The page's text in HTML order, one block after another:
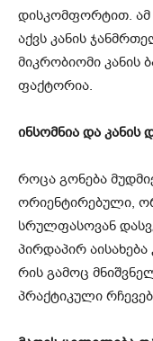
დისკომფორტით. ამ
აქვს კანის
მიკრობიომი კანის
ფაქტორია.
ინსომნია და
როცა გონება
ორიენტირებული,
სრულფასოვან
პირდაპირ აისახება
რის გამოც
პრაქტიკული